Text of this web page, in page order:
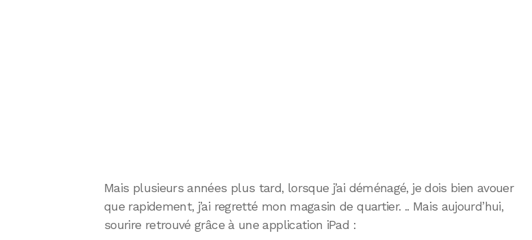
Mais plusieurs années plus tard, lorsque j’ai déménagé, je dois bien avouer
que rapidement, j’ai regretté mon magasin de quartier. .. Mais aujourd’hui,
sourire retrouvé grâce à une application iPad :